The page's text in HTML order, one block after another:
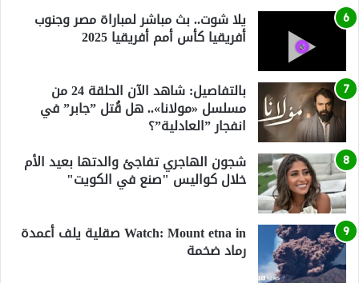
يلا شوت.. بث مباشر لمباراة مصر وجنوب
أفريقيا كأس أمم أفريقيا 2025
بالتفاصيل: شاهد الآن الحلقة 24 من
مسلسل «مولانا».. هل قُتل ”جابر” في
انفجار ”العادلية”؟
شجون الهاجري تفاجئ والدتها بعيد الأم
خلال كواليس "صنع في الكويت"
Watch: Mount etna in صقلية يلف أعمدة
رماد ضخمة